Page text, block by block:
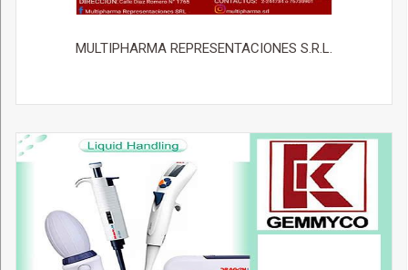
MULTIPHARMA REPRESENTACIONES S.R.L.